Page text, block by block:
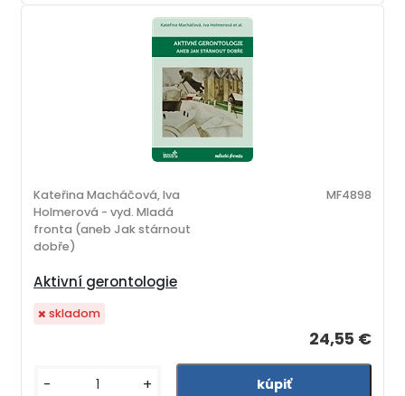
Aktivní gerontologie
Kateřina Macháčová, Iva
Holmerová - vyd. Mladá
fronta (aneb Jak stárnout
dobře)
MF4898
24,55 €
skladom
- +